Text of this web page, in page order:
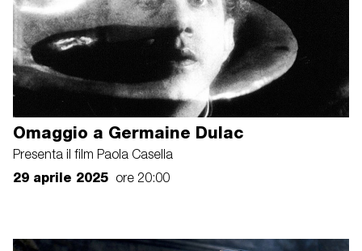
Omaggio a Germaine Dulac
Presenta il film Paola Casella
29 aprile 2025 ore 20:00